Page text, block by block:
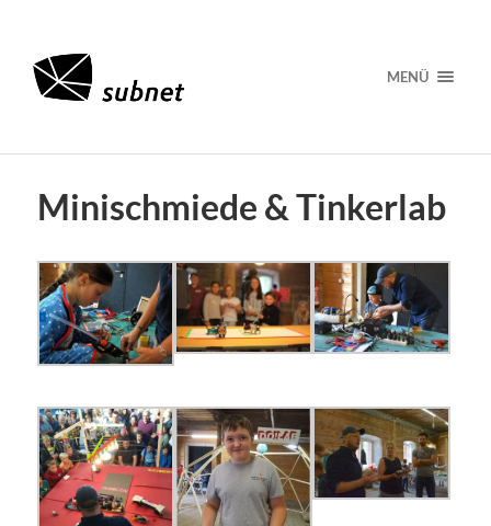
MENÜ
Minischmiede & Tinkerlab